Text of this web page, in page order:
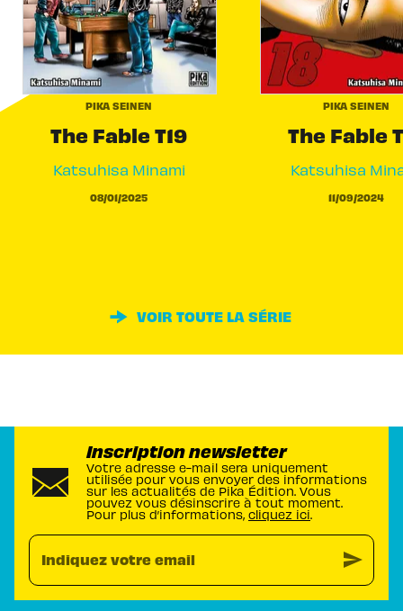
PIKA SEINEN
The Fable T19
Katsuhisa Minami
08/01/2025
PIKA SEINEN
The Fable
Katsuhisa
11/09/2024
VOIR TOUTE LA SÉRIE
Inscription newsletter
Votre adresse e-mail sera uniquement
utilisée pour vous envoyer des informations
sur les actualités de Pika Édition. Vous
pouvez vous désinscrire à tout moment.
Pour plus d’informations, cliquez ici.
Indiquez votre email send